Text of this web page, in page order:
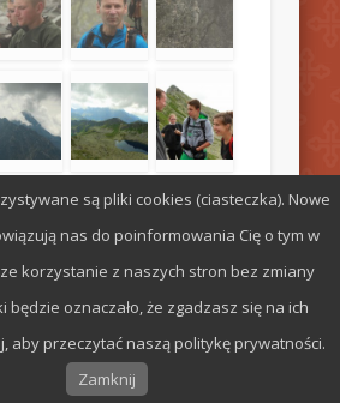
są pliki cookies (ciasteczka). Nowe
nas do poinformowania Cię o tym w
korzystanie z naszych stron bez zmiany
oznaczało, że zgadzasz się na ich
aby przeczytać naszą politykę prywatności.
Zamknij